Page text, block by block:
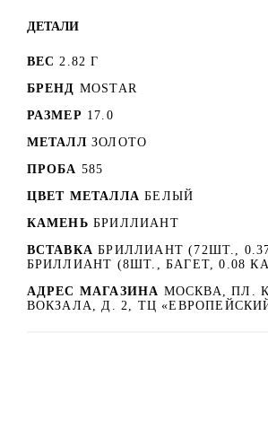
ДЕТАЛИ
ВЕС 2.82 Г
БРЕНД MOSTAR
РАЗМЕР 17.0
МЕТАЛЛ ЗОЛОТО
ПРОБА 585
ЦВЕТ МЕТАЛЛА БЕЛЫЙ
КАМЕНЬ БРИЛЛИАНТ
ВСТАВКА БРИЛЛИАНТ (72ШТ.,
БРИЛЛИАНТ (8ШТ., БАГЕТ, 0.08
АДРЕС МАГАЗИНА МОСКВА, ПЛ.
ВОКЗАЛА, Д. 2, ТЦ